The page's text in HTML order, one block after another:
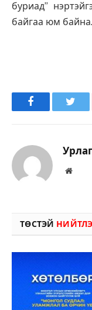
буриад”
байгаа юм байна.
Facebook
Урлаг
ТӨСТЭЙ